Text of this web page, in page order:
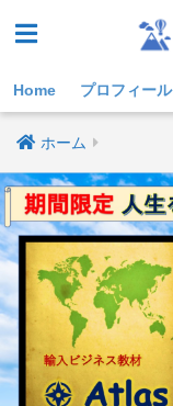
Home プロフィール
ホーム